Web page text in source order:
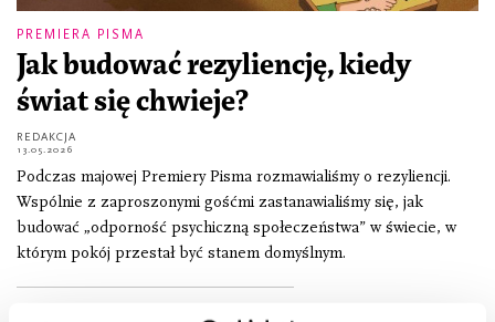
PREMIERA PISMA
Jak budować rezyliencję, kiedy
świat się chwieje?
REDAKCJA
13.05.2026
Podczas majowej Premiery Pisma rozmawialiśmy o rezyliencji.
Wspólnie z zaproszonymi gośćmi zastanawialiśmy się, jak
budować „odporność psychiczną społeczeństwa” w świecie, w
którym pokój przestał być stanem domyślnym.